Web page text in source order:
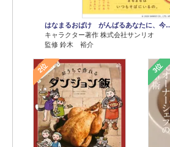
はなまるおばけ がんばるあなたに、今
キャラクター著作 株式会社サンリオ
監修 鈴木 裕介
2位 3位